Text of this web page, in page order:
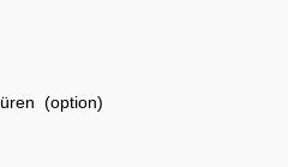
(option)